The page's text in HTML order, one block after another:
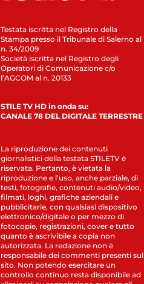
Testata iscritta nel Registro della
Stampa presso il Tribunale di Salerno al
n. 34/2009
Società iscritta nel Registro degli
Operatori di Comunicazione c/o
l’AGCOM al n. 20133
STILE TV HD in onda su:
CANALE 78 DEL DIGITALE TERRESTRE
La riproduzione dei contenuti
giornalistici della testata STILETV è
riservata. Pertanto, è vietata la
riproduzione e l’uso, anche parziale, di
testi, fotografie, contenuti audio/video,
filmati, loghi, grafiche aziendali e
pubblicitarie, con qualsiasi dispositivo
elettronico/digitale o per mezzo di
fotocopie, registrazioni, cover e tutto
quanto è ascrivibile a copia non
autorizzata. La redazione non è
responsabile dei commenti presenti sul
sito. Non potendo esercitare un
controllo continuo resta disponibile ad